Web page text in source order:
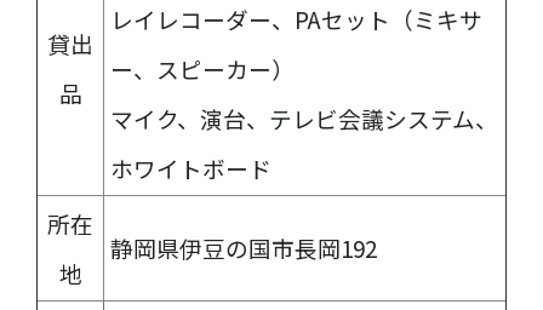
貸出
品
レイレコーダー、PAセット（ミキサ
ー、スピーカー）
マイク、演台、テレビ会議システム、
ホワイトボード
所在
地
静岡県伊豆の国市長岡192